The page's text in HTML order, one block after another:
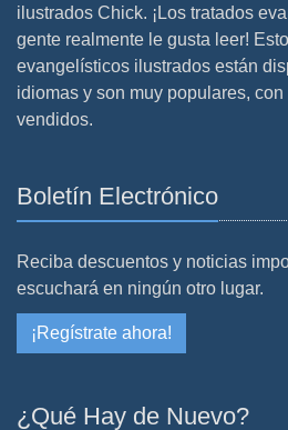
ilustrados Chick. ¡Los tratados
gente realmente le gusta leer!
evangelísticos ilustrados están
idiomas y son muy populares,
vendidos.
Boletín Electrónico
Reciba descuentos y noticias
escuchará en ningún otro lugar.
¡Regístrate ahora!
¿Qué Hay de Nuevo?